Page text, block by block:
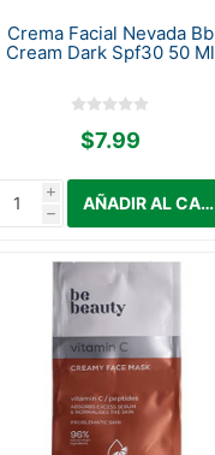
Crema Facial Nevada Bb
Cream Dark Spf30 50 Ml
$7.99
i
h